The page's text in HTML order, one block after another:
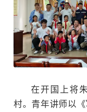
在开国上将
村。青年讲师以